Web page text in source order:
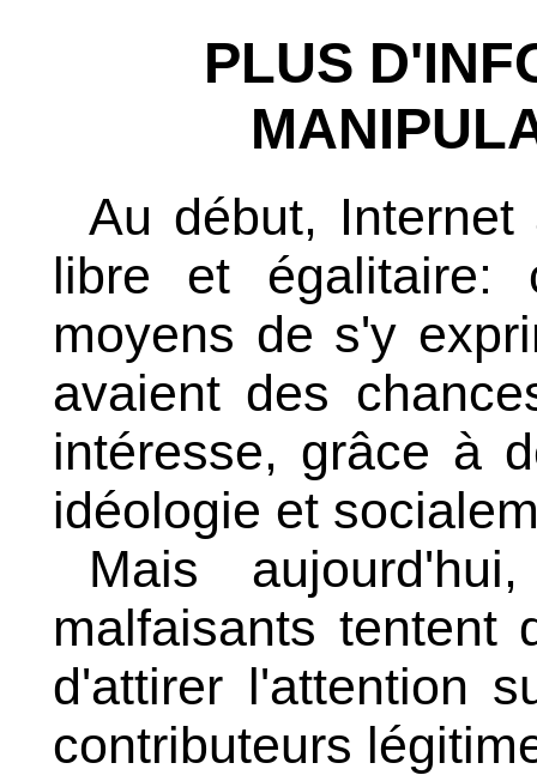
PLUS
Au début,
libre et égalitaire:
moyens de s'y
avaient des
intéresse, grâce à
idéologie et
Mais
malfaisants tentent
d'attirer l'attention
contributeurs